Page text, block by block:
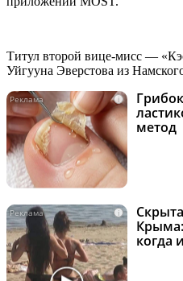
Титул второй вице-мисс —
Уйгууна Эверстова из
i
метод
i
когда